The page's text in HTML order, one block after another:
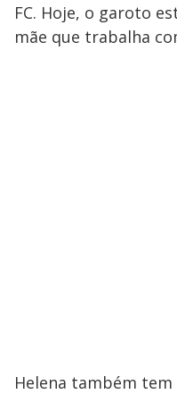
FC. Hoje, o garoto
mãe que trabalha
Helena também